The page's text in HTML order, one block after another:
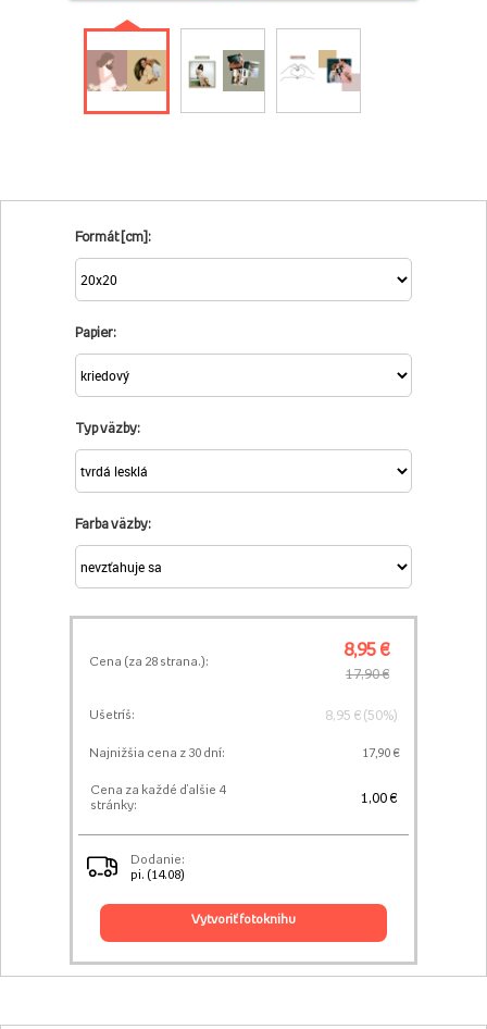
Formát [cm]:
Papier:
Typ väzby:
Farba väzby:
Cena (za 28 strana.):
8,95 €
17,90 €
Ušetríš: 8,95 € (50%)
Najnižšia cena z 30 dní: 17,90 €
Cena za každé ďalšie 4
stránky:
1,00 €
Dodanie:
pi. (14.08)
vytvoriť fotoknihu